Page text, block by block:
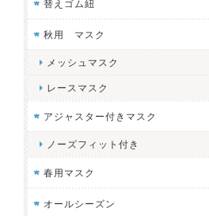
替えゴム紐
秋用 マスク
メッシュマスク
レースマスク
アジャスター付きマスク
ノーズフィット付き
春用マスク
オールシーズン